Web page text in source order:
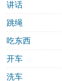
讲话
跳绳
吃东西
开车
洗车